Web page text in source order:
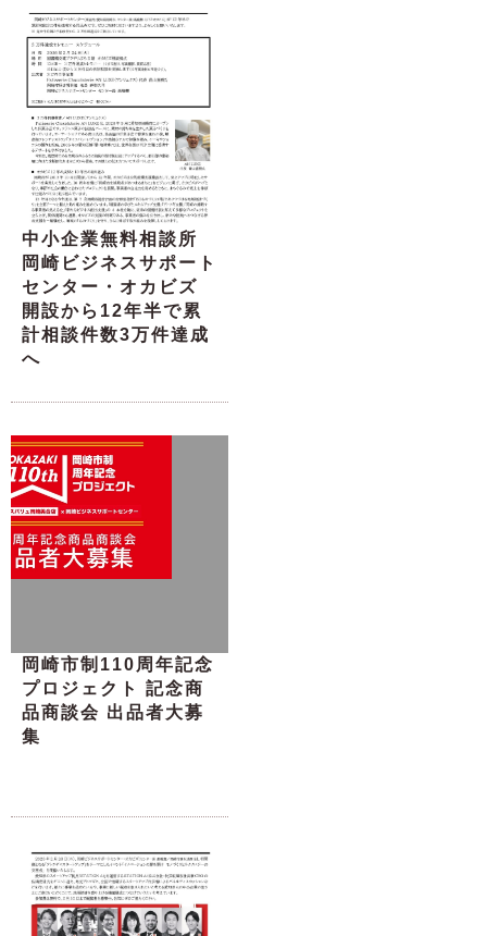
中小企業無料相談所
岡崎ビジネスサポート
センター・オカビズ
開設から12年半で累
計相談件数3万件達成
へ
岡崎市制110周年記念
プロジェクト 記念商
品商談会 出品者大募
集